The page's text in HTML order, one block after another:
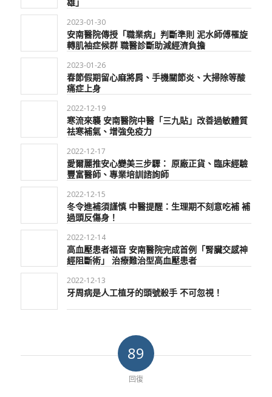
雄」
2023-01-30
安南醫院傳授「職業病」判斷準則 泥水師傅罹旋
轉肌袖症候群 職醫診斷助減經濟負擔
2023-01-26
春節假期留心麻將肩、手機關節炎、大掃除等酸
痛症上身
2022-12-19
寒流來襲 安南醫院中醫「三九貼」改善過敏體質
祛寒補氣、增強免疫力
2022-12-17
愛爾麗推安心變美三步驟： 原廠正貨、臨床經驗
豐富醫師、專業培訓諮詢師
2022-12-15
冬令進補須謹慎 中醫提醒：生理期不刻意吃補 補
過頭反傷身！
2022-12-14
高血壓患者福音 安南醫院完成首例「腎臟交感神
經阻斷術」 治療難治型高血壓患者
2022-12-13
牙周病是人工植牙的頭號殺手 不可忽視！
89
回復